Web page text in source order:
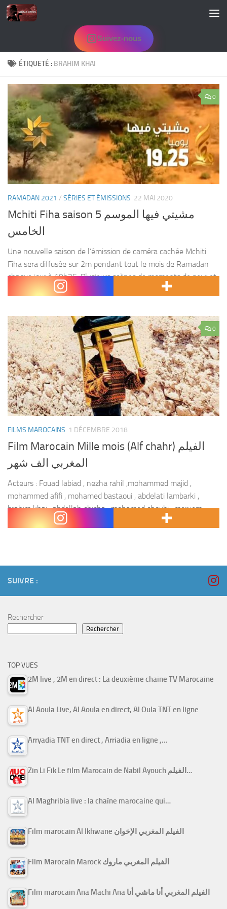
Skip to content
Suivez-nous
ÉTIQUETÉ : BRAHIM KHAI
0
RAMADAN 2021 / SÉRIES ET ÉMISSIONS 22 MAI 2020
Mchiti Fiha saison 5 مشيتي فيها الموسم
الخامس
Une nouvelle saison de l’émission de caméra cachée Mchiti
Fiha sera diffusée sur 2m pendant tout le mois de Ramadan
chaque jour à 19h25. Plusieurs scènes de moments de peur et
de sensations fortes...
0
FILMS MAROCAINS 1 DÉCEMBRE 2018
Film Marocain Mille mois (Alf chahr) الفيلم
المغربي الف شهر
Acteurs : Fouad labiad , nezha rahil ,mohammed majid ,
mohammed afifi , mohamed bastaoui , abdelati lambarki ,
brahim khai , abdellah chicha , mohamed choubi , meryem
masdouki , nabila baraka ,...
SUIVRE :
Rechercher
Rechercher
TOP VUES
2M live , 2M en direct : La deuxième chaine TV Marocaine
Al Aoula Live, Al Aoula en direct, Al Oula TNT en ligne
Arryadia TNT en direct , Arriadia en ligne ,…
Zin Li Fik Le film Marocain de Nabil Ayouch الفيلم…
Al Maghribia live : la chaîne marocaine qui…
Film marocain Al Ikhwane الفيلم المغربي الإخوان
Film Marocain Marock الفيلم المغربي ماروك
Film marocain Ana Machi Ana الفيلم المغربي أنا ماشي أنا